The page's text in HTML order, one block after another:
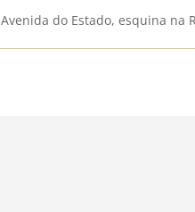
Avenida do Estado, esquina na